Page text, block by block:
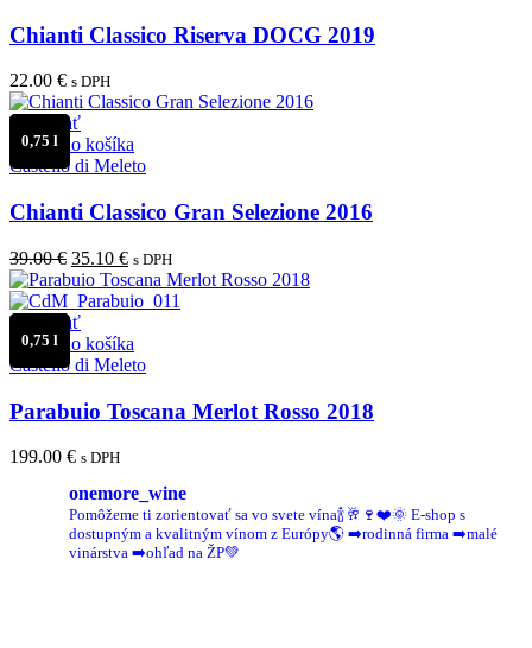
Chianti Classico Riserva DOCG 2019
22.00 € s DPH
Porovnať
Pridať do košíka
Castello di Meleto
Chianti Classico Gran Selezione 2016
39.00€ Pôvodná
cena
bola:
39.00 €.
35.10 €Aktuálna
cena
je:
s DPH
0,75 l
Porovnať
Pridať do košíka
Castello di Meleto
Parabuio Toscana Merlot Rosso 2018
199.00 € s DPH
0,75 l
onemore_wine
Pomôžeme ti zorientovať sa vo svete vína🍾🥂🍷❤️🌞 E-shop s
dostupným a kvalitným vínom z Európy🌎 ➡️rodinná firma ➡️malé
vinárstva ➡️ohľad na ŽP💚